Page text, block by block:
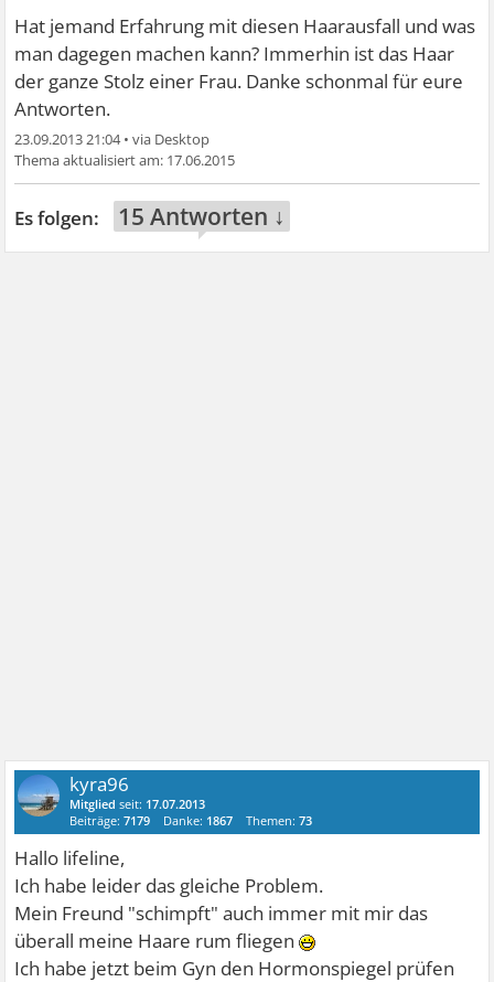
Hat jemand Erfahrung mit diesen Haarausfall und was
man dagegen machen kann? Immerhin ist das Haar
der ganze Stolz einer Frau. Danke schonmal für eure
Antworten.
23.09.2013 21:04•
17.06.2015
15 Antworten ↓
kyra96
Mitglied seit: 17.07.2013
Beiträge:7179 Danke: 1867 Themen:73
Hallo lifeline,
Ich habe leider das gleiche Problem.
Mein Freund "schimpft" auch immer mit mir das
überall meine Haare rum fliegen
Ich habe jetzt beim Gyn den Hormonspiegel prüfen